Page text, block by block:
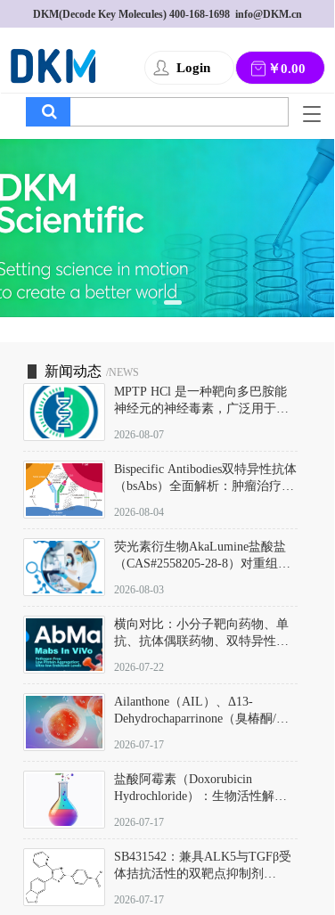
DKM(Decode Key Molecules) 400-168-1698
  info@DKM.cn
Login ￥0.00
T
g
g
l
a
v
i
g
a
新闻动态 /NEWS
MPTP HCl 是一种靶向多巴胺能
神经元的神经毒素，广泛用于构
以盐酸盐形式存在，可触发线粒
体介导的神经元凋亡。其经典应
用即为选择性损毁中脑黑质致密
部多巴胺能神经元，从而可靠模
拟帕金森病的核心病理与行为表
2026-08-07
Bispecific Antibodies双特异性抗体
（bsAbs）全面解析：肿瘤治疗的
2026-08-04
荧光素衍生物AkaLumine盐酸盐
（CAS#2558205-28-8）对重组萤
数（Km）为2.06 μM；其近红外
发光特性赋予优异的组织穿透能
力，大幅增强成像信噪比，从而
实现活体动物模型中极低给药剂
量下的高灵敏度、非侵入式生物
2026-08-03
横向对比：小分子靶向药物、单
抗、抗体偶联药物、双特异性抗
及应用瓶颈
2026-07-22
Ailanthone（AIL）、Δ13-
Dehydrochaparrinone（臭椿酮/臭
DKM货号 D806885
2026-07-17
盐酸阿霉素（Doxorubicin
Hydrochloride）：生物活性解
范
2026-07-17
SB431542：兼具ALK5与TGFβ受
体拮抗活性的双靶点抑制剂
D801067）
2026-07-17